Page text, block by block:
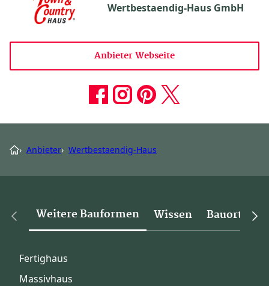
Wertbestaendig-Haus GmbH
Anbieter Webseite
› Anbieter› Wertbestaendig-Haus
Weitere Bauformen Wissen Bauorte
Fertighaus
Massivhaus